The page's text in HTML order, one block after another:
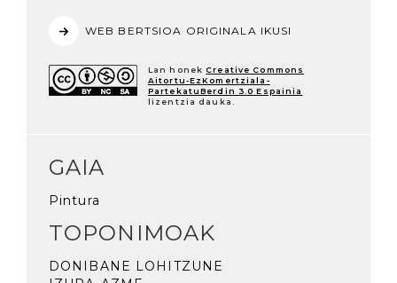
WEB BERTSIOA ORIGINALA IKUSI
Lan honek Creative Commons
Aitortu-EzKomertziala-
PartekatuBerdin 3.0 Espainia
lizentzia dauka.
GAIA
Pintura
TOPONIMOAK
DONIBANE LOHITZUNE